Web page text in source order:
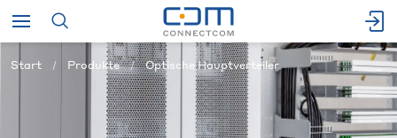
Start Produkte Optische Hauptverteiler